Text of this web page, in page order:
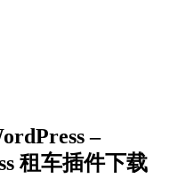
–
租车插件下载